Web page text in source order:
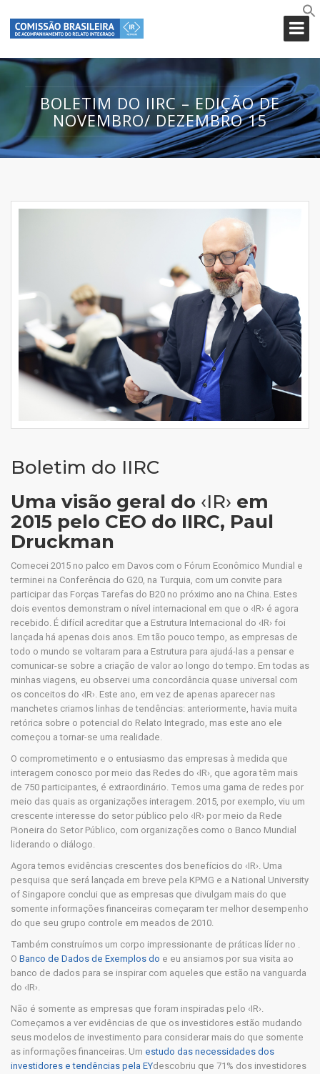
BOLETIM DO IIRC – EDIÇÃO DE
NOVEMBRO/ DEZEMBRO 15
Boletim do IIRC
Uma visão geral do ‹IR› em
2015 pelo CEO do IIRC, Paul
Druckman
Comecei 2015 no palco em Davos com o Fórum Econômico Mundial e
terminei na Conferência do G20, na Turquia, com um convite para
participar das Forças Tarefas do B20 no próximo ano na China. Estes
dois eventos demonstram o nível internacional em que o ‹IR› é agora
recebido. É difícil acreditar que a Estrutura Internacional do ‹IR› foi
lançada há apenas dois anos. Em tão pouco tempo, as empresas de
todo o mundo se voltaram para a Estrutura para ajudá-las a pensar e
comunicar-se sobre a criação de valor ao longo do tempo. Em todas as
minhas viagens, eu observei uma concordância quase universal com
os conceitos do ‹IR›. Este ano, em vez de apenas aparecer nas
manchetes criamos linhas de tendências: anteriormente, havia muita
retórica sobre o potencial do Relato Integrado, mas este ano ele
começou a tornar-se uma realidade.
O comprometimento e o entusiasmo das empresas à medida que
interagem conosco por meio das Redes do ‹IR›, que agora têm mais
de 750 participantes, é extraordinário. Temos uma gama de redes por
meio das quais as organizações interagem. 2015, por exemplo, viu um
crescente interesse do setor público pelo ‹IR› por meio da Rede
Pioneira do Setor Público, com organizações como o Banco Mundial
liderando o diálogo.
Agora temos evidências crescentes dos benefícios do ‹IR›. Uma
pesquisa que será lançada em breve pela KPMG e a National University
of Singapore conclui que as empresas que divulgam mais do que
somente informações financeiras começaram ter melhor desempenho
do que seu grupo controle em meados de 2010.
Também construímos um corpo impressionante de práticas líder no .
O Banco de Dados de Exemplos do e eu ansiamos por sua visita ao
banco de dados para se inspirar com aqueles que estão na vanguarda
do ‹IR›.
Não é somente as empresas que foram inspiradas pelo ‹IR›.
Começamos a ver evidências de que os investidores estão mudando
seus modelos de investimento para considerar mais do que somente
as informações financeiras. Um estudo das necessidades dos
investidores e tendências pela EYdescobriu que 71% dos investidores